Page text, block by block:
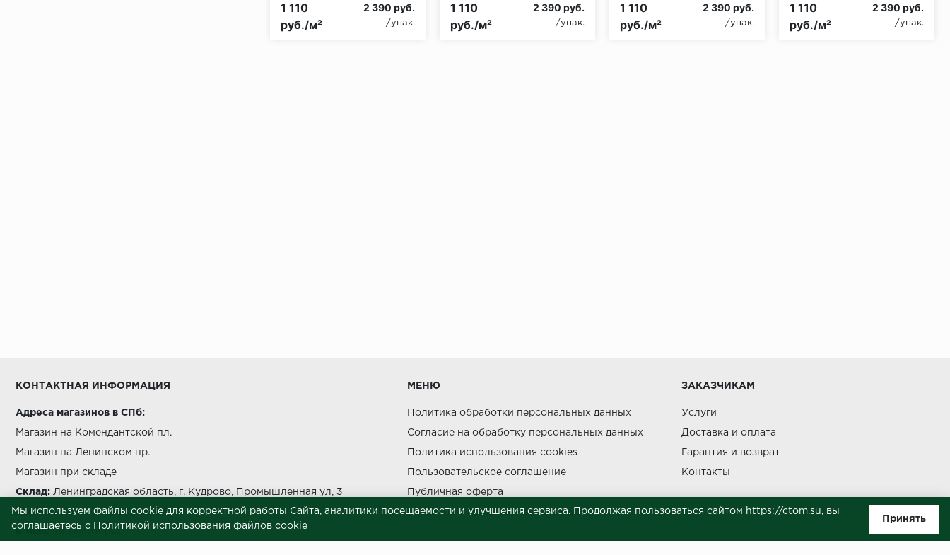
КМ3
1 110
руб./м²
2 390 руб.
/упак.
КМ3
1 110
руб./м²
2 390 руб.
/упак.
КМ3
1 110
руб./м²
2 390 руб.
/упак.
КМ3
1 110
руб./м²
2 390 руб.
/упак.
КОНТАКТНАЯ ИНФОРМАЦИЯ
Адреса магазинов в СПб:
Магазин на Комендантской пл.
Магазин на Ленинском пр.
Магазин при складе
Склад: Ленинградская область, г. Кудрово, Промышленная ул, 3
Звоните нам:+7 812 245 69 28
E-mail: info@ctom.su
МЕНЮ
Политика обработки персональных данных
Согласие на обработку персональных данных
Политика использования cookies
Пользовательское соглашение
Публичная оферта
Сведения о продавце (реквизиты)
ЗАКАЗЧИКАМ
Услуги
Доставка и оплата
Гарантия и возврат
Контакты
Мы используем файлы cookie для корректной работы Сайта, аналитики посещаемости и улучшения сервиса. Продолжая пользоваться сайтом https://ctom.su, вы
соглашаетесь с
Политикой использования файлов cookie
Принять